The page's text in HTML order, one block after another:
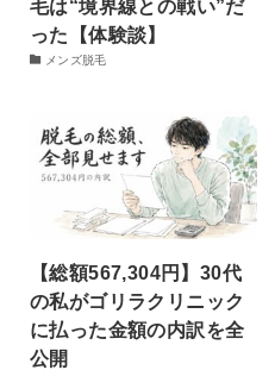
毛は“境界線との戦い”だ
った【体験談】
メンズ脱毛
【総額567,304円】30代
の私がゴリラクリニック
に払った金額の内訳を全
公開